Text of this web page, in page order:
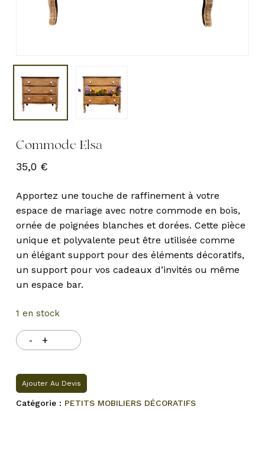
Commode Elsa
35,0 €
Apportez une touche de raffinement à votre
espace de mariage avec notre commode en bois,
ornée de poignées blanches et dorées. Cette pièce
unique et polyvalente peut être utilisée comme
un élégant support pour des éléments décoratifs,
un support pour vos cadeaux d’invités ou même
un espace bar.
1 en stock
Ajouter Au Devis
Catégorie : PETITS MOBILIERS DÉCORATIFS